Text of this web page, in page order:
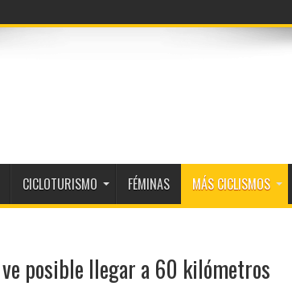
CICLOTURISMO FÉMINAS MÁS CICLISMOS
posible llegar a 60 kilómetros